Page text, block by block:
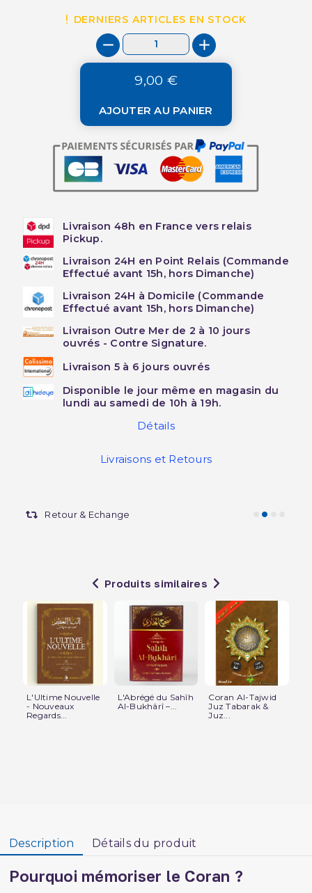
DERNIERS ARTICLES EN STOCK
9,00 €
AJOUTER AU PANIER
Livraison 48h en France vers relais
Pickup.
Livraison 24H en Point Relais (Commande
Effectué avant 15h, hors Dimanche)
Livraison 24H à Domicile (Commande
Effectué avant 15h, hors Dimanche)
Livraison Outre Mer de 2 à 10 jours
ouvrés - Contre Signature.
Livraison 5 à 6 jours ouvrés
Disponible le jour même en magasin du
lundi au samedi de 10h à 19h.
Détails
Livraisons et Retours
Retour & Echange
Produits similaires
L'Ultime Nouvelle
- Nouveaux
Regards...
L'Abrégé du Sahîh
Al-Bukhârî –...
Coran Al-Tajwid
Juz Tabarak &
Juz...
Description Détails du produit
Pourquoi mémoriser le Coran ?